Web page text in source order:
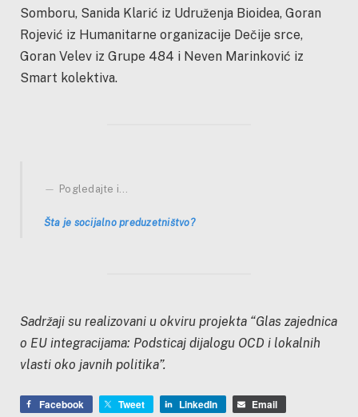
Somboru, Sanida Klarić iz Udruženja Bioidea, Goran
Rojević iz Humanitarne organizacije Dečije srce,
Goran Velev iz Grupe 484 i Neven Marinković iz
Smart kolektiva.
Pogledajte i…
Šta je socijalnopreduzetništvo?
Sadržaji su realizovani u okviru projekta “Glas zajednica
o EU integracijama: Podsticaj dijalogu OCD i lokalnih
vlasti oko javnih politika”.
Facebook Tweet LinkedIn Email